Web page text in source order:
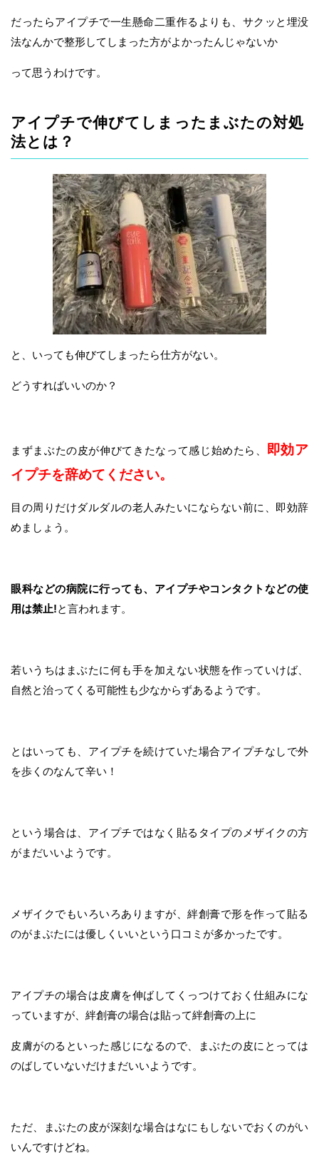
だったらアイプチで一生懸命二重作るよりも、サクッと埋没
法なんかで整形してしまった方がよかったんじゃないか
って思うわけです。
アイプチで伸びてしまったまぶたの対処
法とは？
と、いっても伸びてしまったら仕方がない。
どうすればいいのか？
まずまぶたの皮が伸びてきたなって感じ始めたら、 即効ア
イプチを辞めてください。
目の周りだけダルダルの老人みたいにならない前に、即効辞
めましょう。
眼科などの病院に行っても、アイプチやコンタクトなどの使
用は禁止!と言われます。
若いうちはまぶたに何も手を加えない状態を作っていけば、
自然と治ってくる可能性も少なからずあるようです。
とはいっても、アイプチを続けていた場合アイプチなしで外
を歩くのなんて辛い！
という場合は、アイプチではなく貼るタイプのメザイクの方
がまだいいようです。
メザイクでもいろいろありますが、絆創膏で形を作って貼る
のがまぶたには優しくいいという口コミが多かったです。
アイプチの場合は皮膚を伸ばしてくっつけておく仕組みにな
っていますが、絆創膏の場合は貼って絆創膏の上に
皮膚がのるといった感じになるので、まぶたの皮にとっては
のばしていないだけまだいいようです。
ただ、まぶたの皮が深刻な場合はなにもしないでおくのがい
いんですけどね。